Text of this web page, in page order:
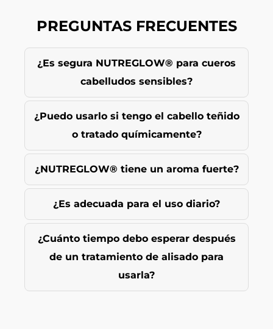
PREGUNTAS FRECUENTES
¿Es segura NUTREGLOW® para cueros
cabelludos sensibles?
¿Puedo usarlo si tengo el cabello teñido
o tratado químicamente?
¿NUTREGLOW® tiene un aroma fuerte?
¿Es adecuada para el uso diario?
¿Cuánto tiempo debo esperar después
de un tratamiento de alisado para
usarla?